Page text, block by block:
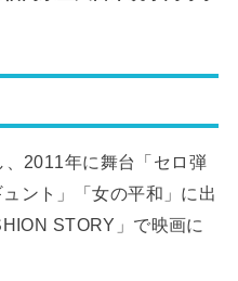
2011年に舞台「セロ弾
ント」「女の平和」に出
STORY」で映画に